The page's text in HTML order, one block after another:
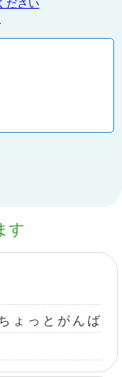
ださい
す
ょっとがんば